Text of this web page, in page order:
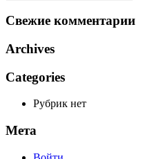
Свежие комментарии
Archives
Categories
Рубрик нет
Мета